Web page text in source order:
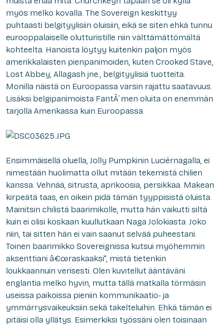
myös melko kovalla. The Sovereign keskittyy
puhtaasti belgityylisiin oluisiin, eikä se siten ehkä tunnu
eurooppalaiselle olutturistille niin välttämättömältä
kohteelta. Hanoista löytyy kuitenkin paljon myös
amerikkalaisten pienpanimoiden, kuten Crooked Stave,
Lost Abbey, Allagash jne., belgityylisiä tuotteita.
Monilla näistä on Euroopassa varsin rajattu saatavuus.
Lisäksi belgipanimoista FantÃ´men oluita on enemmän
tarjolla Amerikassa kuin Euroopassa.
Ensimmäisellä oluella, Jolly Pumpkinin Luciérnagalla, ei
nimestään huolimatta ollut mitään tekemistä chilien
kanssa. Vehnää, sitrusta, aprikoosia, persikkaa. Makean
kirpeätä taas, en oikein pidä tämän tyyppisistä oluista.
Mainitsin chilistä baarimikolle, mutta hän vaikutti siltä
kuin ei olisi koskaan kuullutkaan Naga Jolokiasta. Joko
niin, tai sitten hän ei vain saanut selvää puheestani.
Toinen baarimikko Sovereignissa kutsui myöhemmin
aksenttiani â€œraskaaksi”, mistä tietenkin
loukkaannuin verisesti. Olen kuvitellut ääntäväni
englantia melko hyvin, mutta tällä matkalla törmäsin
useissa paikoissa pieniin kommunikaatio- ja
ymmärrysvaikeuksiin sekä takelteluihin. Ehkä tämän ei
pitäisi olla yllätys. Esimerkiksi työssäni olen toisinaan